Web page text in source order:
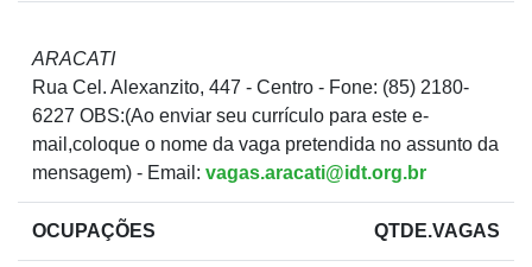
ARACATI
Rua Cel. Alexanzito, 447 - Centro - Fone: (85) 2180-
6227 OBS:(Ao enviar seu currículo para este e-
mail,coloque o nome da vaga pretendida no assunto da
mensagem) - Email: vagas.aracati@idt.org.br
OCUPAÇÕES QTDE.VAGAS